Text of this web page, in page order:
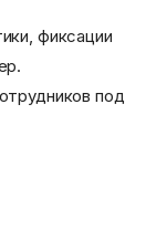
фиксации
под